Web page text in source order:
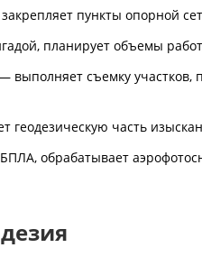
пункты опорной
планирует объемы
выполняет съемку участков,
геодезическую часть
обрабатывает